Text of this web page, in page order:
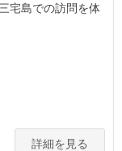
宅島での訪問を体
詳細を見る